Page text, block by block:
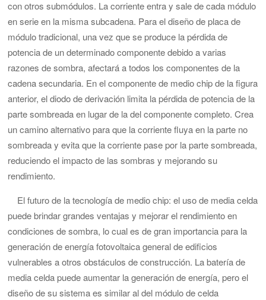
con otros submódulos. La corriente entra y sale de cada módulo
en serie en la misma subcadena. Para el diseño de placa de
módulo tradicional, una vez que se produce la pérdida de
potencia de un determinado componente debido a varias
razones de sombra, afectará a todos los componentes de la
cadena secundaria. En el componente de medio chip de la figura
anterior, el diodo de derivación limita la pérdida de potencia de la
parte sombreada en lugar de la del componente completo. Crea
un camino alternativo para que la corriente fluya en la parte no
sombreada y evita que la corriente pase por la parte sombreada,
reduciendo el impacto de las sombras y mejorando su
rendimiento.
El futuro de la tecnología de medio chip:el uso de media celda
puede brindar grandes ventajas y mejorar el rendimiento en
condiciones de sombra, lo cual es de gran importancia para la
generación de energía fotovoltaica general de edificios
vulnerables a otros obstáculos de construcción. La batería de
media celda puede aumentar la generación de energía, pero el
diseño de su sistema es similar al del módulo de celda